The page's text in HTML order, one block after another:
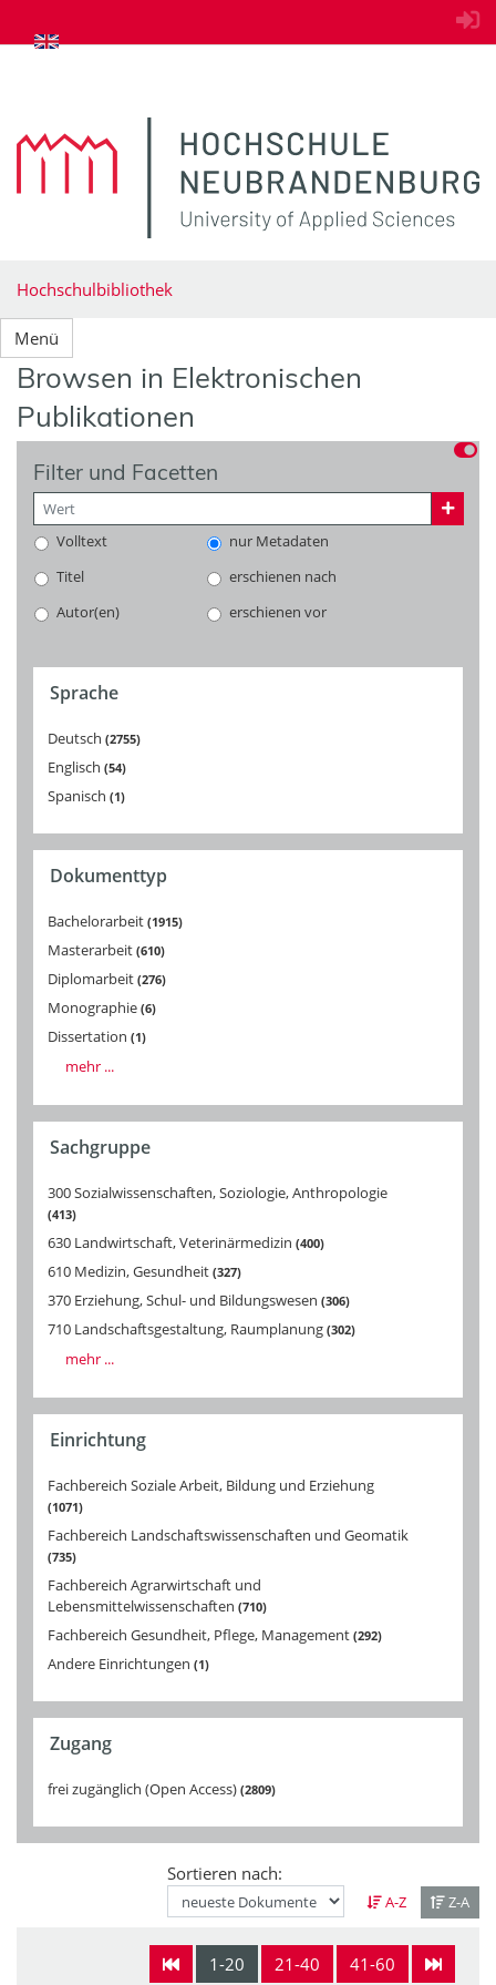
zum Inhalt springen
Hochschulbibliothek
Menü
Browsen in Elektronischen
Publikationen
Filter und Facetten
Volltext
nur Metadaten
Titel
erschienen nach
Autor(en)
erschienen vor
Sprache
Deutsch 2755
Englisch 54
Spanisch 1
Dokumenttyp
Bachelorarbeit 1915
Masterarbeit 610
Diplomarbeit 276
Monographie 6
Dissertation 1
mehr ...
Sachgruppe
300 Sozialwissenschaften, Soziologie, Anthropologie
413
630 Landwirtschaft, Veterinärmedizin 400
610 Medizin, Gesundheit 327
370 Erziehung, Schul- und Bildungswesen 306
710 Landschaftsgestaltung, Raumplanung 302
mehr ...
Einrichtung
Fachbereich Soziale Arbeit, Bildung und Erziehung
1071
Fachbereich Landschaftswissenschaften und Geomatik
735
Fachbereich Agrarwirtschaft und
Lebensmittelwissenschaften 710
Fachbereich Gesundheit, Pflege, Management 292
Andere Einrichtungen 1
Zugang
frei zugänglich (Open Access) 2809
Sortieren nach:
A-Z Z-A
1-20 21-40
41-60